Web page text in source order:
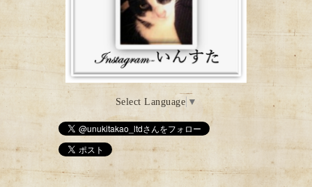
Select Language ▼